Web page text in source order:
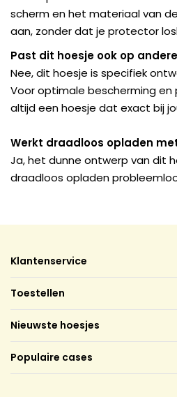
scherm en het materiaal van
aan, zonder dat je protector
Past dit hoesje ook op
Nee, dit hoesje is specifiek
Voor optimale bescherming en
altijd een hoesje dat exact bij
Werkt draadloos opladen
Ja, het dunne ontwerp van dit
draadloos opladen
Klantenservice
Toestellen
Nieuwste hoesjes
Populaire cases